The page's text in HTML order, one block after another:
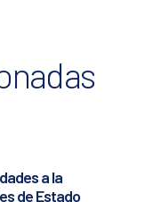
a la
de Estado